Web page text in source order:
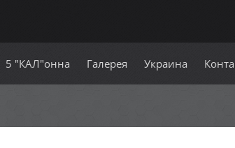
5 "КАЛ"онна Галерея Украина